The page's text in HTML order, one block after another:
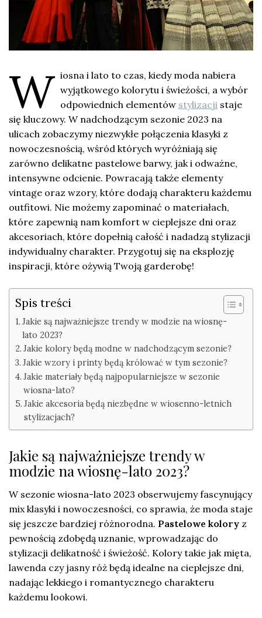
W iosna i lato to czas, kiedy moda nabiera
wyjątkowego kolorytu i świeżości, a wybór
odpowiednich elementów stylizacji staje
się kluczowy. W nadchodzącym sezonie 2023 na
ulicach zobaczymy niezwykłe połączenia klasyki z
nowoczesnością, wśród których wyróżniają się
zarówno delikatne pastelowe barwy, jak i odważne,
intensywne odcienie. Powracają także elementy
vintage oraz wzory, które dodają charakteru każdemu
outfitowi. Nie możemy zapominać o materiałach,
które zapewnią nam komfort w cieplejsze dni oraz
akcesoriach, które dopełnią całość i nadadzą stylizacji
indywidualny charakter. Przygotuj się na eksplozję
inspiracji, które ożywią Twoją garderobę!
Spis treści
Jakie są najważniejsze trendy w modzie na wiosnę-
lato 2023?
Jakie kolory będą modne w nadchodzącym sezonie?
Jakie wzory i printy będą królować w tym sezonie?
Jakie materiały będą najpopularniejsze w sezonie
wiosna-lato?
Jakie akcesoria będą niezbędne w wiosenno-letnich
stylizacjach?
Jakie są najważniejsze trendy w
modzie na wiosnę-lato 2023?
W sezonie wiosna-lato 2023 obserwujemy fascynujący
mix klasyki i nowoczesności, co sprawia, że moda staje
się jeszcze bardziej różnorodna. Pastelowe kolory z
pewnością zdobędą uznanie, wprowadzając do
stylizacji delikatność i świeżość. Kolory takie jak mięta,
lawenda czy jasny róż będą idealne na cieplejsze dni,
nadając lekkiego i romantycznego charakteru
każdemu lookowi.